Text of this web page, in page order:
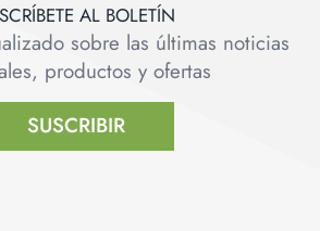
AL BOLETÍN
sobre las últimas noticias
productos y ofertas
SUSCRIBIR